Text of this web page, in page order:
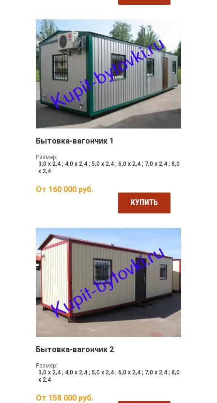
Бытовка-вагончик 1
Размер:
3,0 х 2,4 ; 4,0 х 2,4 ; 5,0 х 2,4 ; 6,0 х 2,4 ; 7,0 х 2,4 ; 8,0
х 2,4
От 160 000 руб.
КУПИТЬ
Бытовка-вагончик 2
Размер:
3,0 х 2,4 ; 4,0 х 2,4 ; 5,0 х 2,4 ; 6,0 х 2,4 ; 7,0 х 2,4 ; 8,0
х 2,4
От 158 000 руб.